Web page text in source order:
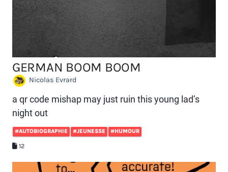
GERMAN BOOM BOOM
Nicolas Evrard
a qr code mishap may just ruin this young lad’s
night out
#AUTOBIOGRAPHIE #JEUNESSE #HUMOUR
12